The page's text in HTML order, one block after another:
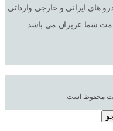
های ایرانی و خارجی وارداتی
شما عزیزان می باشد.
محفوظ است